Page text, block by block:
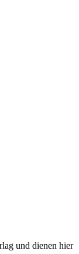
und dienen hier